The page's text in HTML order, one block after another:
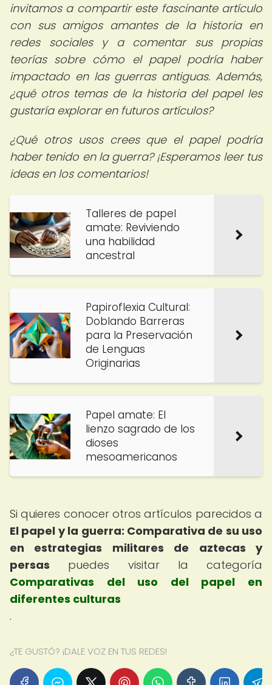
invitamos a compartir este fascinante artículo
con sus amigos amantes de la historia en
redes sociales y a comentar sus propias
teorías sobre cómo el papel podría haber
impactado en las guerras antiguas. Además,
¿qué otros temas de la historia del papel les
gustaría explorar en futuros artículos?
¿Qué otros usos crees que el papel podría
haber tenido en la guerra? ¡Esperamos leer tus
ideas en los comentarios!
Talleres de papel
amate: Reviviendo
una habilidad
ancestral
Papiroflexia Cultural:
Doblando Barreras
para la Preservación
de Lenguas
Originarias
Papel amate: El
lienzo sagrado de los
dioses
mesoamericanos
Si quieres conocer otros artículos parecidos a
El papel y la guerra: Comparativa de su uso
en estrategias militares de aztecas y
persas puedes visitar la categoría
Comparativas del uso del papel en
diferentes culturas
.
¿TE GUSTÓ? ¡DALE VOZ EN TUS REDES!